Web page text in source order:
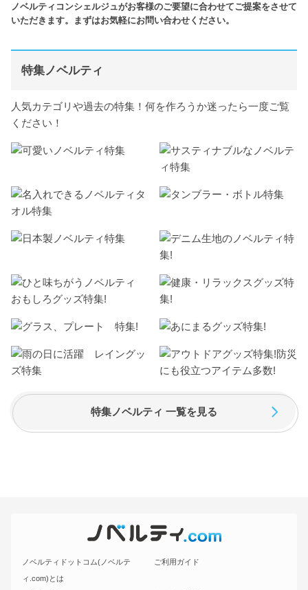
ノベルティコンシェルジュがお客様のご要望に合わせてご提案をさせて
いただきます。まずはお気軽にお問い合わせください。
特集ノベルティ
人気カテゴリや過去の特集！何を作ろうか迷ったら一度ご覧
ください！
特集ノベルティ 一覧を見る
ノベルティドットコム(ノベルテ
ィ.com)とは
ご利用ガイド